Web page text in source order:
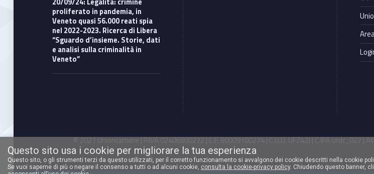
proliferato in pandemia, in
Veneto quasi 56.000 reati spia
nel 2022-2023. Ricerca di Libera
“Sguardo d’insieme. Storie, dati
e analisi sulla criminalità in
Veneto”
© 2021 Unioncamere | P.IVA 02406800272 | C.F. 80009100274 | C.U.U. UFZ42J | C.IPA urdc_027 |
Questo sito usa i cookie per migliorare la tua esperienza
Questo sito, o gli strumenti terzi da questo utilizzati, per il corretto funzionamento si avvalgono dei cookie descritti nella cookie
Se vuoi saperne di più o negare il consenso a tutti o ad alcuni cookie, consulta la cookie-privacy policy. Chiudendo questo banner,